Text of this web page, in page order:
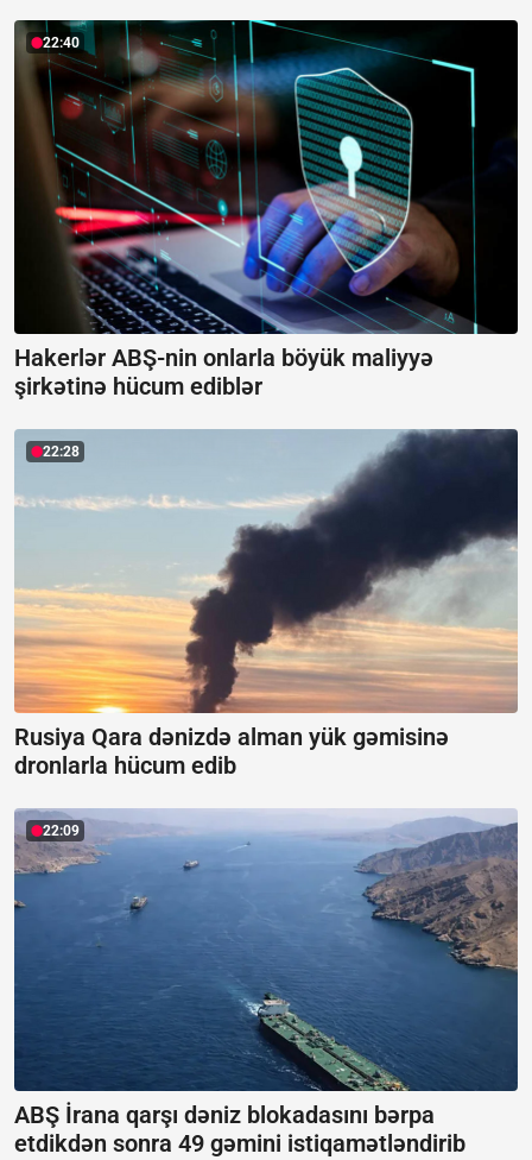
22:40
Hakerlər ABŞ-nin onlarla böyük maliyyə
şirkətinə hücum ediblər
22:28
Rusiya Qara dənizdə alman yük gəmisinə
dronlarla hücum edib
22:09
ABŞ İrana qarşı dəniz blokadasını bərpa
etdikdən sonra 49 gəmini istiqamətləndirib